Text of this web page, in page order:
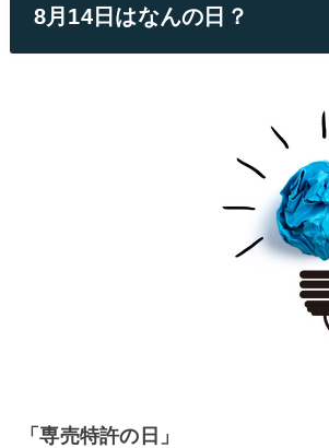
8月14日はなんの日？
「専売特許の日」